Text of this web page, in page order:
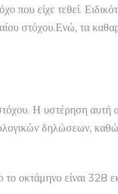
που είχε τεθεί.
στόχου.Ενώ, τα
Η υστέρηση
δηλώσεων,
το οκτάμηνο είναι 328